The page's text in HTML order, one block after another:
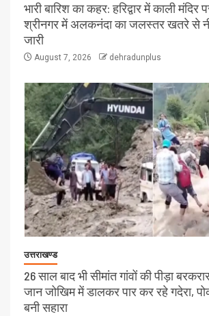
भारी बारिश का कहर: हरिद्वार में काली मंदिर
श्रीनगर में अलकनंदा का जलस्तर खतरे से
जारी
August 7, 2026 dehradunplus
उत्तराखण्ड
26 साल बाद भी सीमांत गांवों की पीड़ा
जान जोखिम में डालकर पार कर रहे गदेरा,
बनी सहारा